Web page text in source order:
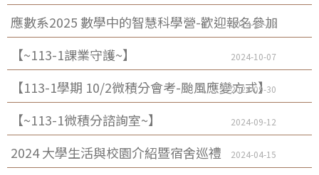
應數系2025 數學中的智慧科學營-歡迎報名參加
2024-12-12
【~113-1課業守護~】 2024-10-07
【113-1學期 10/2微積分會考-颱風應變方式】
2024-09-30
【~113-1微積分諮詢室~】 2024-09-12
2024 大學生活與校園介紹暨宿舍巡禮 2024-04-15